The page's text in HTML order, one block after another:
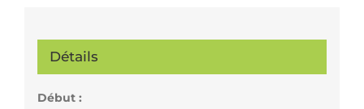
Détails
Début :